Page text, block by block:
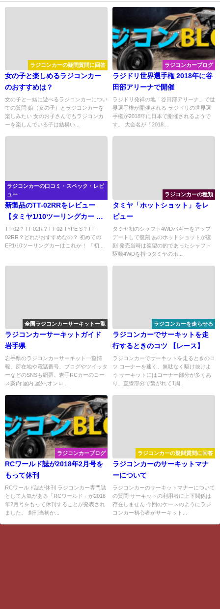
ラジコンカーの疑問質問に回答
女の子と楽しめるラジコンカー
のおすすめは？
女の子と一緒に遊べるラジコンカーについ
ての質問 娘（女の子）とラジコンカーを
楽しみたい 女のお子さんでもラジコンカ
ーを楽しんでいる子は結構い...
ラジコンカーブログ
ラジドリ世界選手権 2018年に谷
田部アリーナで開催
ラジドリ発祥の地「谷田部アリーナ」で世
界選手権が開催される ラジドリの世界選
手権が2018年に日本で開催されるようで
す。 大会名が「2018...
ラジコンカーの口コミ・スペック・レビ
ュー
新製品のTT-02RRをレビュー
【タミヤ1/10ツーリングカー シ
ャーシキット】
TT-02？TT-02R？TT-02 TYPE S？TT-
02RR？どれがおすすめなの？ 初めての
EP1/10ツーリングカーはこれか！ 「初...
ラジコンカーの種類
タミヤ「ホットショット」をレ
ビュー
タミヤ初のシャフト4WDバギーをアップ
デートして復刻 あのホットショットが復
刻 発売当時は羨望の的であったシャフト
駆動4WDを持つタミヤのホ...
全国ラジコンカーサーキット一覧
ラジコンカーサーキットガイド
岩手県
岩手県のラジコンカーサーキット一覧情
報。所在地や電話番号、ブログやツイッタ
ーなどのSNSも網羅。岩手RCカーのコー
ス案内:屋内,屋外,オンロ...
ラジコンカーを走らせる
ラジコンカーでサーキットを走
行するときのコツ 【レース】
ラジコンカーでサーキットを走るときのコ
ツ コーナーを速く、無駄なく駆け抜けよ
う サーキットにはコーナー部分が多くあ
り、直線部分で繋がれて1周...
ラジコンカーブログ
RCワールド誌が2018年2月号を
もって休刊
RCワールド誌が休刊 ラジコンカー専門誌
として人気がある「RCワールド」が2018
年2月号をもって休刊することが発表され
ました。 創刊当初か...
ラジコンカーの疑問質問に回答
ラジコンカーのサーキットマナ
ーについて
ラジコンカーのサーキットマナーについて
の質問 サーキットの利用者に上下関係は
存在しません 今回のケースのようにラジ
コンカー初心者がサーキット...